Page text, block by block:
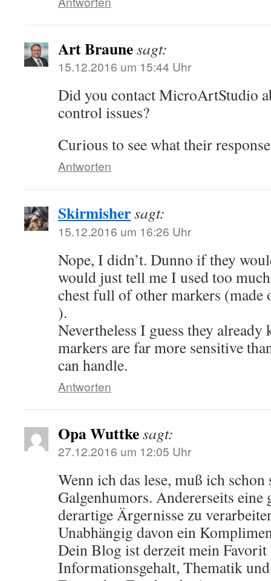
Art Braunesagt:
15.12.2016 um 15:44 Uhr
Did you contact MicroArtStudio
control issues?
Curious to see what their
Antworten
Skirmishersagt:
15.12.2016 um 16:26 Uhr
Nope, I didn’t. Dunno if they
would just tell me I used too
chest full of other markers (made
).
Nevertheless I guess they already
markers are far more sensitive
can handle.
Antworten
Opa Wuttkesagt:
27.12.2016 um 12:05 Uhr
Wenn ich das lese, muß ich
Galgenhumors. Andererseits eine
derartige Ärgernisse zu
Unabhängig davon ein
Dein Blog ist derzeit mein Favorit
Informationsgehalt, Thematik